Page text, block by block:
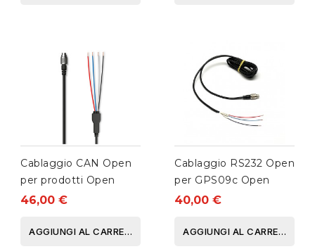
Cablaggio CAN Open
per prodotti Open
46,00 €
AGGIUNGI AL CARRELLO
Cablaggio RS232 Open
per GPS09c Open
40,00 €
AGGIUNGI AL CARRELLO